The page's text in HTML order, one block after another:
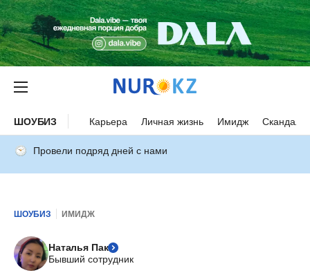
ШОУБИЗ Карьера Личная жизнь Имидж Скандалы
Провели подряд дней с нами
ШОУБИЗ ИМИДЖ
Наталья Пак
Бывший сотрудник